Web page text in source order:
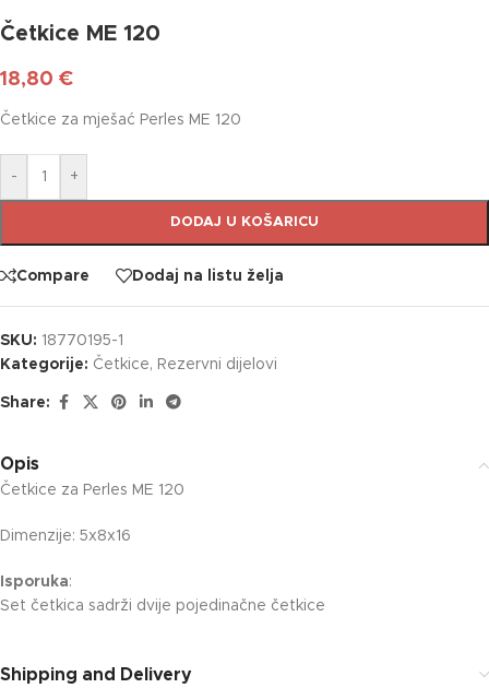
Četkice ME 120
18,80 €
Četkice za mješać Perles ME 120
- +
DODAJ U KOŠARICU
Compare Dodaj na listu želja
SKU: 18770195-1
Kategorije: Četkice, Rezervni dijelovi
Share:
Opis
Četkice za Perles ME 120
Dimenzije: 5x8x16
Isporuka:
Set četkica sadrži dvije pojedinačne četkice
Shipping and Delivery